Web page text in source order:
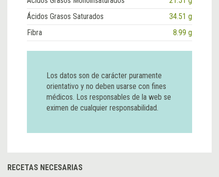
Ácidos Grasos Saturados
34.51 g
Fibra
8.99 g
Los datos son de carácter puramente
orientativo y no deben usarse con fines
médicos. Los responsables de la web se
eximen de cualquier responsabilidad.
RECETAS NECESARIAS